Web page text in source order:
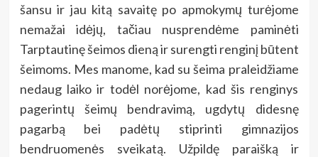
šansu ir jau kitą savaitę po apmokymų turėjome
nemažai idėjų, tačiau nusprendėme paminėti
Tarptautinę šeimos dieną ir surengti renginį būtent
šeimoms. Mes manome, kad su šeima praleidžiame
nedaug laiko ir todėl norėjome, kad šis renginys
pagerintų šeimų bendravimą, ugdytų didesnę
pagarbą bei padėtų stiprinti gimnazijos
bendruomenės sveikatą. Užpildę paraišką ir